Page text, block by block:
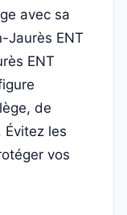
avec sa
Jaurès ENT
ENT
de
Évitez les
vos